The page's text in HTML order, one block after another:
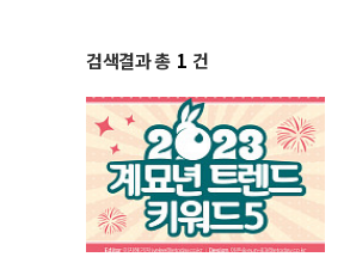
검색결과 총 1 건